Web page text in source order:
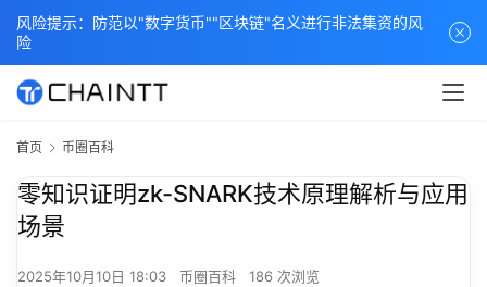
首页 币圈百科
零知识证明zk-SNARK技术原理解析与应用
场景
2025年10月10日 18:03 币圈百科 186 次浏览
风险提示：防范以"数字货币""区块链"名义进行非法集资的风
险